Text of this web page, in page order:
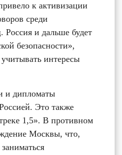
к активизации
среди
и дальше будет
безопасности»,
интересы
и дипломаты
Это также
1,5». В противном
Москвы, что,